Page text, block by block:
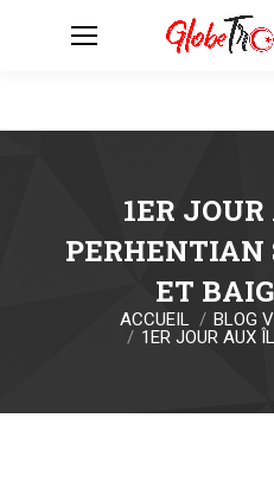
1ER
PERHENTIAN
ET
Vous êtes ici :
ACCUEIL
BLOG
1ER JOUR AUX